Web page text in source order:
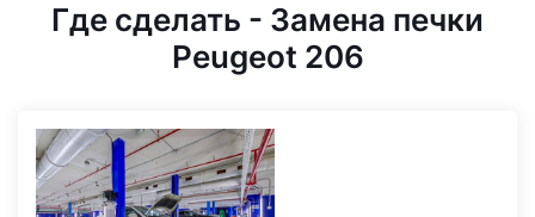
Где сделать - Замена печки
Peugeot 206